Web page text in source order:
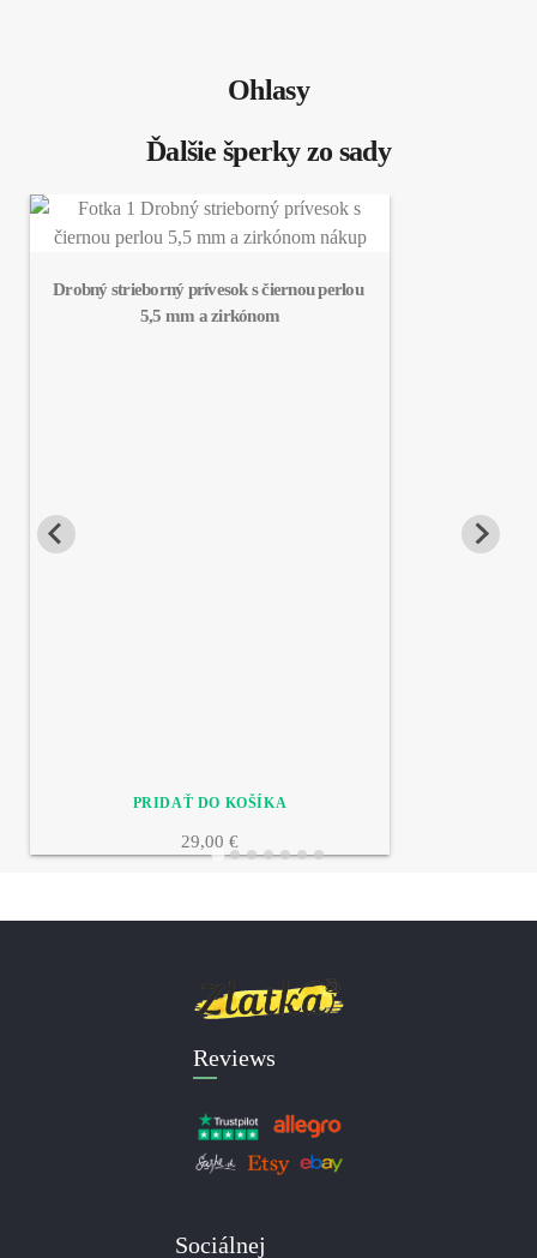
Ohlasy
Ďalšie šperky zo sady
Drobný strieborný prívesok s čiernou perlou
5,5 mm a zirkónom
29,00 €
Reviews
Sociálnej